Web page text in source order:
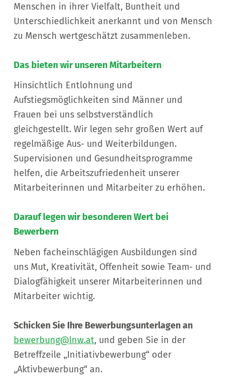
Menschen in ihrer Vielfalt, Buntheit und
Unterschiedlichkeit anerkannt und von Mensch
zu Mensch wertgeschätzt zusammenleben.
Das bieten wir unseren Mitarbeitern
Hinsichtlich Entlohnung und
Aufstiegsmöglichkeiten sind Männer und
Frauen bei uns selbstverständlich
gleichgestellt. Wir legen sehr großen Wert auf
regelmäßige Aus- und Weiterbildungen.
Supervisionen und Gesundheitsprogramme
helfen, die Arbeitszufriedenheit unserer
Mitarbeiterinnen und Mitarbeiter zu erhöhen.
Darauf legen wir besonderen Wert bei
Bewerbern
Neben facheinschlägigen Ausbildungen sind
uns Mut, Kreativität, Offenheit sowie Team- und
Dialogfähigkeit unserer Mitarbeiterinnen und
Mitarbeiter wichtig.
Schicken Sie Ihre Bewerbungsunterlagen an
bewerbung@lnw.at, und geben Sie in der
Betreffzeile „Initiativbewerbung“ oder
„Aktivbewerbung“ an.